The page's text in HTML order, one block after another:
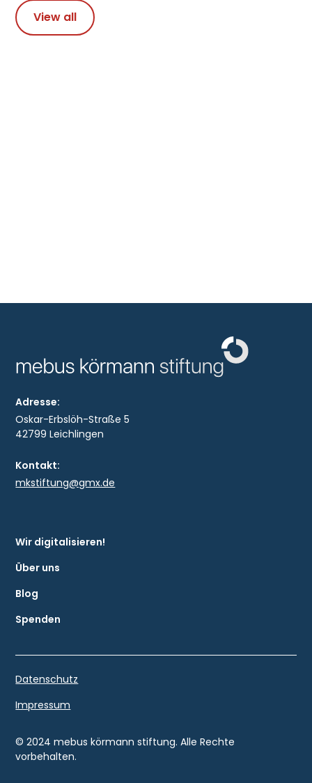
View all
Adresse:
Oskar-Erbslöh-Straße 5
42799 Leichlingen
Kontakt:
mkstiftung@gmx.de
Wir digitalisieren!
Über uns
Blog
Spenden
© 2024 mebus körmann stiftung. Alle Rechte
vorbehalten.
Datenschutz
Impressum